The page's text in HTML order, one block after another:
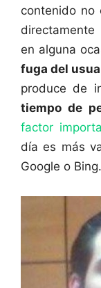
contenido no
en alguna
fuga del
produce de
tiempo de
factor
día es más
Google o Bing.